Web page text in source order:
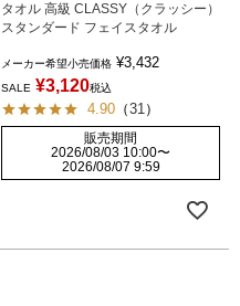
タオル 高級 CLASSY（クラッシー）
スタンダード フェイスタオル
メーカー希望小売価格 ¥3,432
SALE ¥3,120税込
4.90 （31）
販売期間
2026/08/03 10:00〜
2026/08/07 9:59